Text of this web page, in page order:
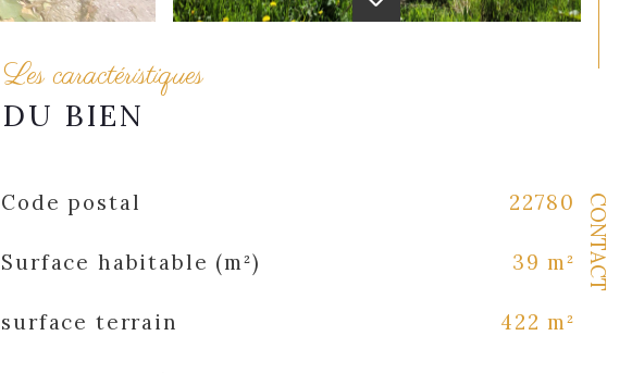
CONTACT
Les caractéristiques
DU BIEN
Code postal 22780
Surface habitable (m²) 39 m²
surface terrain 422 m²